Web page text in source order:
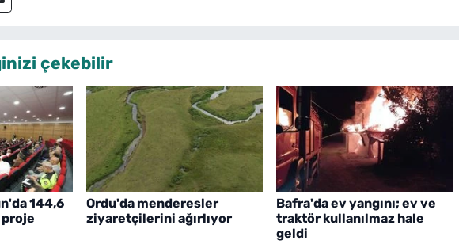
çekebilir
144,6
proje
Ordu'da menderesler
ziyaretçilerini ağırlıyor
Bafra'da ev yangını; ev ve
traktör kullanılmaz hale
geldi